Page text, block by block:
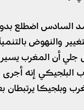
السادس اضطلع
والنهوض بالتنمية
أن المغرب يسير
إنه أجرى
وبلجيكا